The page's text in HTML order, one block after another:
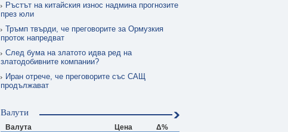
Ръстът на китайския износ надмина прогнозите
през юли
Тръмп твърди, че преговорите за Ормузкия
проток напредват
След бума на златото идва ред на
златодобивните компании?
Иран отрече, че преговорите със САЩ
продължават
Валути
Валута Цена
Δ%